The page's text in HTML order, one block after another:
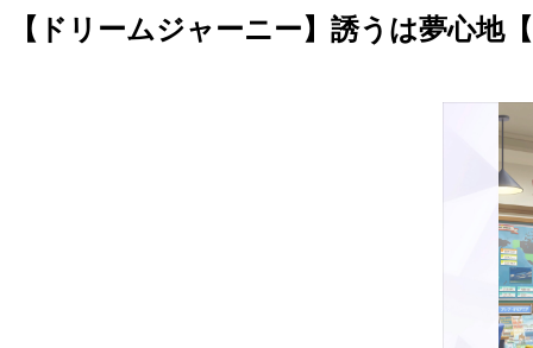
【ドリームジャーニー】誘うは夢心地